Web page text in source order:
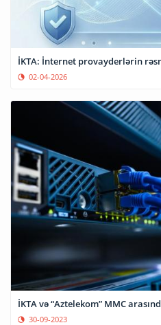
İKTA: İnternet provayderlərin
02-04-2026
İKTA və “Aztelekom” MMC
30-09-2023